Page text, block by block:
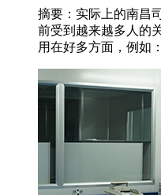
摘要：实际上的南昌
前受到越来越多人的
用在好多方面，例如